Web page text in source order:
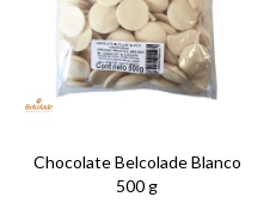
Chocolate Belcolade Blanco
500 g